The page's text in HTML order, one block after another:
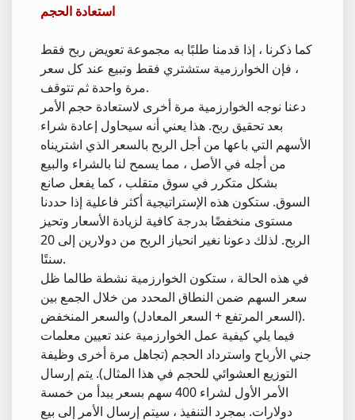
استعادة الحجم
كما ذكرنا ، إذا قدمنا طلبًا به مجموعة تعويض ربح فقط
، فإن الخوارزمية ستشتري فقط وتبيع عند كل سعر
مرة واحدة ثم تتوقف.
دعنا نوجه الخوارزمية مرة أخرى لاستعادة حجم الأمر
بعد تحقيق ربح. هذا يعني أنه سيحاول إعادة شراء
الأسهم التي باعها من أجل الربح بالسعر الذي اشتريناه
من أجله في الأصل ، مما يسمح لنا بالشراء والبيع
بشكل متكرر في سوق متقلب ، كما يفعل صانع
السوق. ستكون هذه الإستراتيجية أكثر فاعلية إذا حددنا
مستوى منخفضًا بدرجة كافية لزيادة الأسعار وتحيز
الربح. لذلك دعونا نغير انحياز الربح من دولارين إلى 20
سنتًا.
في هذه الحالة ، ستكون الخوارزمية نشطة طالما ظل
سعر السهم ضمن النطاق المحدد من خلال الجمع بين
(السعر المرتفع + السعر المعادل) والسعر المنخفض.
فيما يلي كيفية عمل الخوارزمية عند تعيين معلمات
جني الأرباح واسترداد الحجم (تجاهل مرة أخرى وظيفة
التوزيع العشوائي للحجم في هذا المثال). يتم إرسال
الأمر الأول لشراء 400 سهم بسعر يبدأ من خمسة
دولارات. بمجرد التنفيذ ، سيتم إرسال الأمر إلى بيع